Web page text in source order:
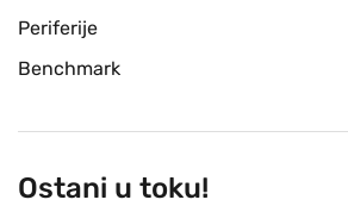
Periferije
Benchmark
Ostani u toku!